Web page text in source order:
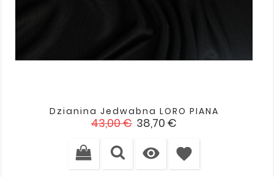
Dzianina Jedwabna LORO PIANA
Cena
43,00 € Cena
38,70 €
 favorite